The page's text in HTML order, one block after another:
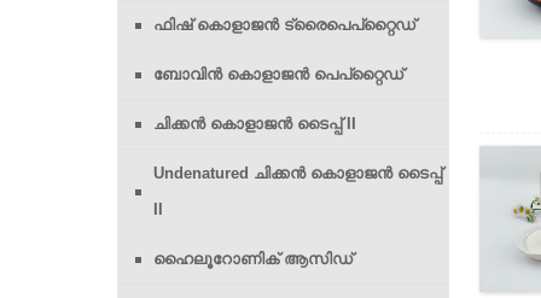
ഫിഷ് കൊളാജൻ ട്രൈപെപ്റ്റൈഡ്
ബോവിൻ കൊളാജൻ പെപ്റ്റൈഡ്
ചിക്കൻ കൊളാജൻ ടൈപ്പ് II
Undenatured ചിക്കൻ കൊളാജൻ ടൈപ്പ്
ഹൈലൂറോണിക് ആസിഡ്